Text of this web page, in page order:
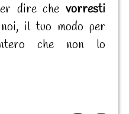
dire che vorresti
il tuo modo per
che non lo